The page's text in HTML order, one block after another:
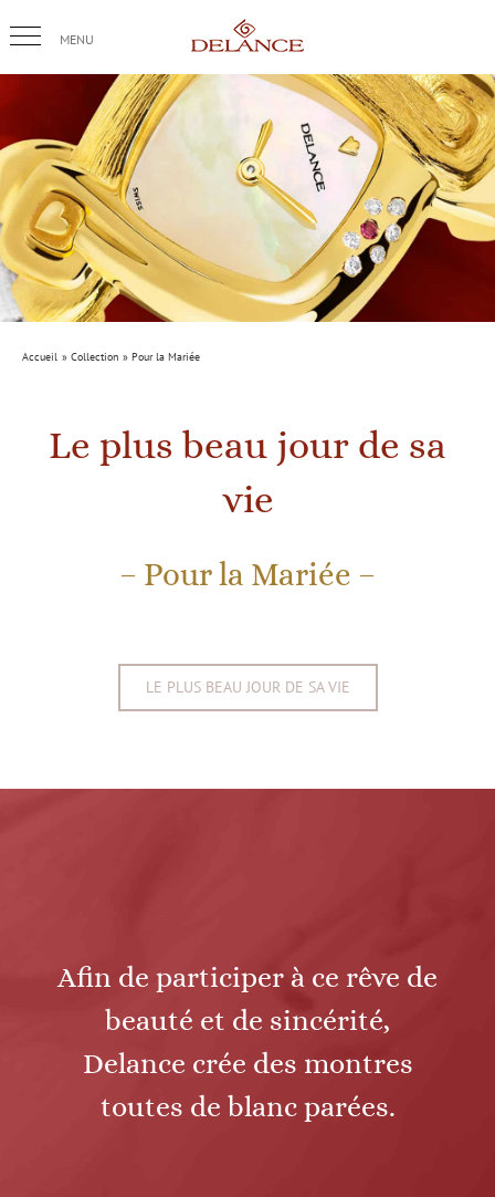
au
contenu
Accueil Collection Pour la Mariée
Le plus beau jour de sa
vie
– Pour la Mariée –
LE PLUS BEAU JOUR DE SA VIE
Afin de participer à ce rêve de
beauté et de sincérité,
Delance crée des montres
toutes de blanc parées.